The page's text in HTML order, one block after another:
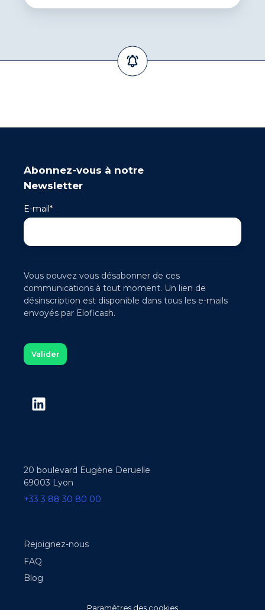
Abonnez-vous à notre
Newsletter
E-mail*
Vous pouvez vous désabonner de ces
communications à tout moment. Un lien de
désinscription est disponible dans tous les e-mails
envoyés par Eloficash.
20 boulevard Eugène Deruelle
69003 Lyon
+33 3 88 30 80 00
Rejoignez-nous
FAQ
Blog
Paramètres des cookies